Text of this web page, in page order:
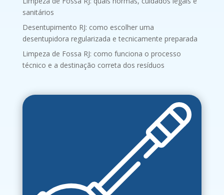
sanitários
Desentupimento RJ: como escolher uma
desentupidora regularizada e tecnicamente preparada
Limpeza de Fossa RJ: como funciona o processo
técnico e a destinação correta dos resíduos